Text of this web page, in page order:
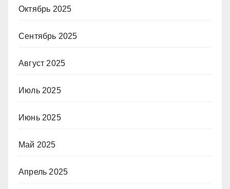
Октябрь 2025
Сентябрь 2025
Август 2025
Июль 2025
Июнь 2025
Май 2025
Апрель 2025